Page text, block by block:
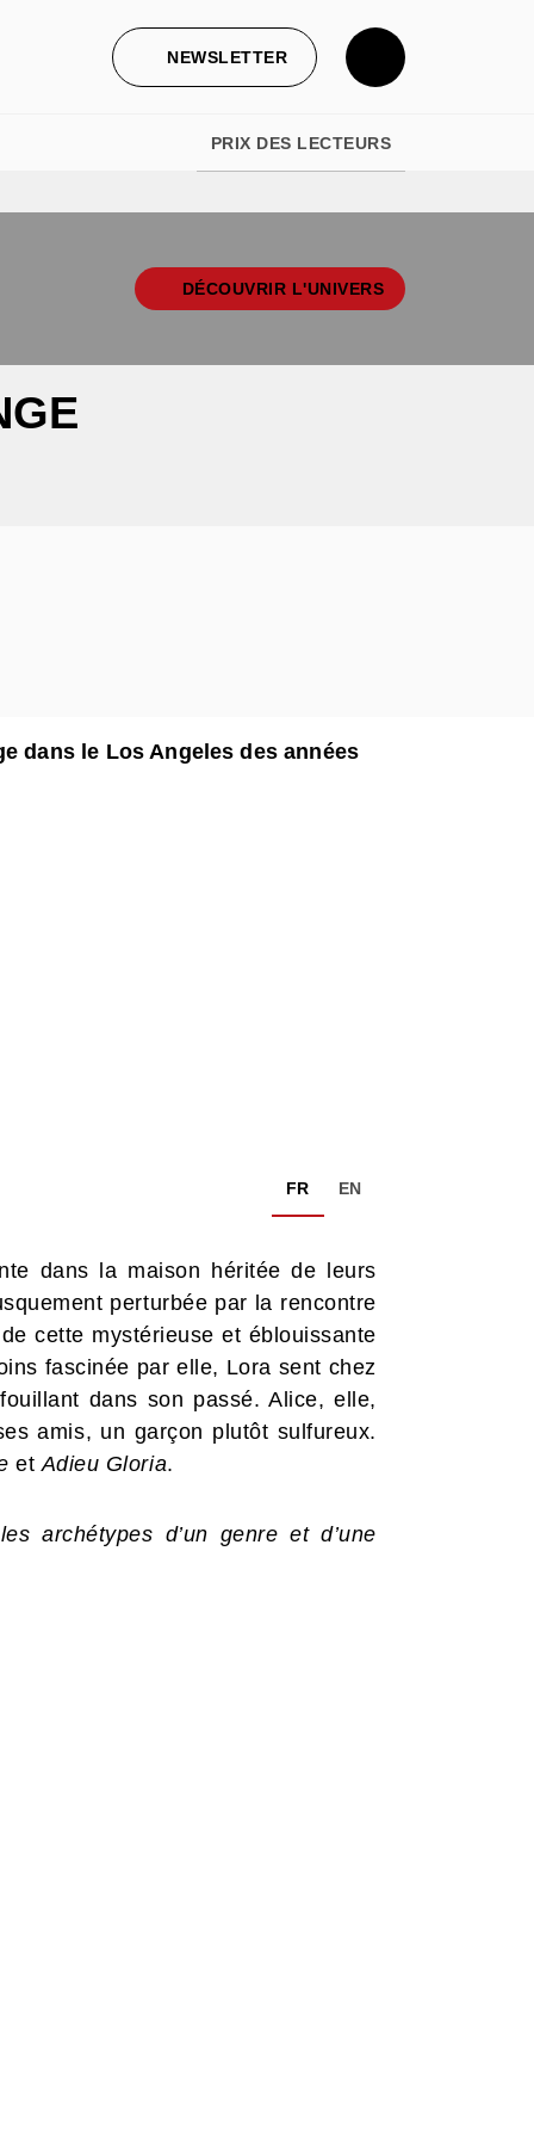
NEWSLETTER
PRIX DES LECTEURS
DÉCOUVRIR L'UNIVERS
dans le Los Angeles des années
FR EN
dans la maison héritée de leurs
perturbée par la rencontre
cette mystérieuse et éblouissante
fascinée par elle, Lora sent chez
dans son passé. Alice, elle,
amis, un garçon plutôt sulfureux.
et Adieu Gloria.
archétypes d’un genre et d’une